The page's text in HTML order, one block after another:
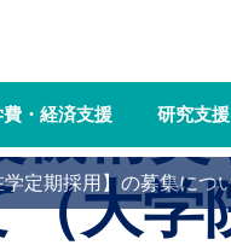
費・経済支援 研究支
定期採用】の募集につ
構
大学